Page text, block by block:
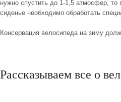
нужно спустить до 1-1,5 атмосфер, то
сиденье необходимо обработать
Консервация велосипедана зиму
Рассказываем все о